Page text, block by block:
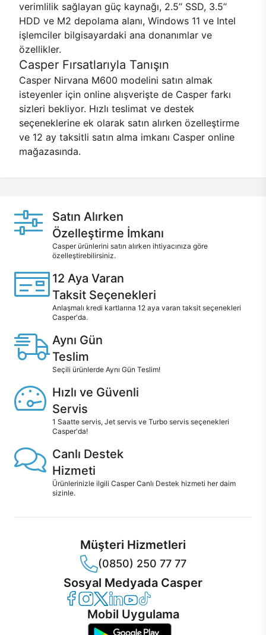
verimlilik sağlayan güç kaynağı, 2.5’’ SSD, 3.5’’
HDD ve M2 depolama alanı, Windows 11 ve Intel
işlemciler bilgisayardaki ana donanımlar ve
özellikler.
Casper Fırsatlarıyla Tanışın
Casper Nirvana M600 modelini satın almak
isteyenler için online alışverişte de Casper farkı
sizleri bekliyor. Hızlı teslimat ve destek
seçeneklerine ek olarak satın alırken özelleştirme
ve 12 ay taksitli satın alma imkanı Casper online
mağazasında.
Satın Alırken
Özelleştirme İmkanı
Casper ürünlerini satın alırken ihtiyacınıza göre
özelleştirebilirsiniz.
12 Aya Varan
Taksit Seçenekleri
Anlaşmalı kredi kartlarına 12 aya varan taksit seçenekleri
Casper'da.
Aynı Gün
Teslim
Seçili ürünlerde Aynı Gün Teslim!
Hızlı ve Güvenli
Servis
1 Saatte servis, Jet servis ve Turbo servis seçenekleri
Casper'da!
Canlı Destek
Hizmeti
Ürünlerinizle ilgili Casper Canlı Destek hizmeti her daim
sizinle.
Müşteri Hizmetleri
(0850) 250 77 77
Sosyal Medyada Casper
Casper Facebook
Casper Instagram
Casper Twitter
Casper LinkedIn
Casper YouTube
Casper TikTok
Mobil Uygulama